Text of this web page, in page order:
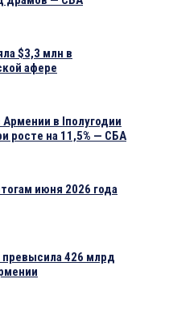
$3,3 млн в
афере
в Iполугодии
росте на 11,5% — СБА
июня 2026 года
превысила 426 млрд